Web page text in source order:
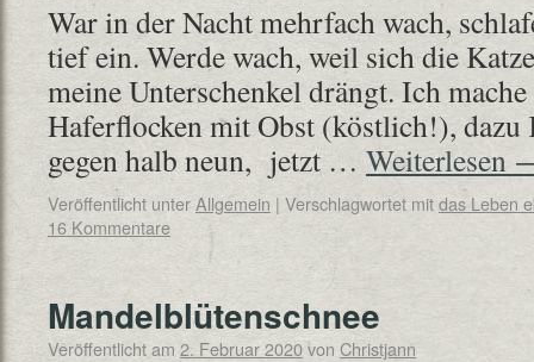
War in der Nacht mehrfach wach,
tief ein. Werde wach, weil sich die
meine Unterschenkel drängt. Ich
Haferflocken mit Obst (köstlich!), dazu
gegen halb neun, jetzt … Weiterlesen
Veröffentlicht unterAllgemein | Verschlagwortet mitdas Leben
16 Kommentare
Mandelblütenschnee
Veröffentlicht am 2. Februar 2020von Christjann